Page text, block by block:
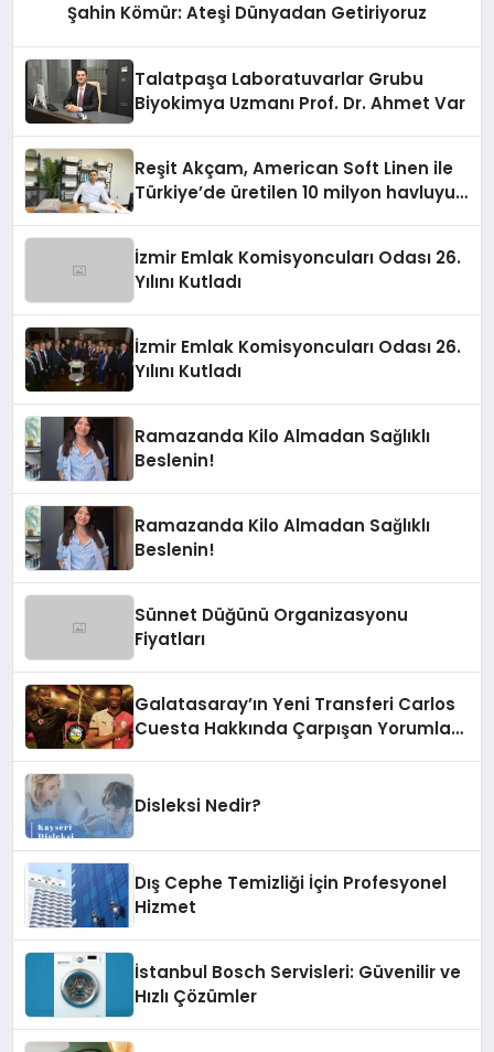
Şahin Kömür: Ateşi Dünyadan Getiriyoruz
Talatpaşa Laboratuvarlar Grubu
Biyokimya Uzmanı Prof. Dr. Ahmet Var
Reşit Akçam, American Soft Linen ile
Türkiye’de üretilen 10 milyon havluyu
İzmir Emlak Komisyoncuları Odası 26.
Yılını Kutladı
İzmir Emlak Komisyoncuları Odası 26.
Yılını Kutladı
Ramazanda Kilo Almadan Sağlıklı
Beslenin!
Ramazanda Kilo Almadan Sağlıklı
Beslenin!
Sünnet Düğünü Organizasyonu
Fiyatları
Galatasaray’ın Yeni Transferi Carlos
Cuesta Hakkında Çarpışan Yorumlar:
Disleksi Nedir?
Dış Cephe Temizliği İçin Profesyonel
Hizmet
İstanbul Bosch Servisleri: Güvenilir ve
Hızlı Çözümler